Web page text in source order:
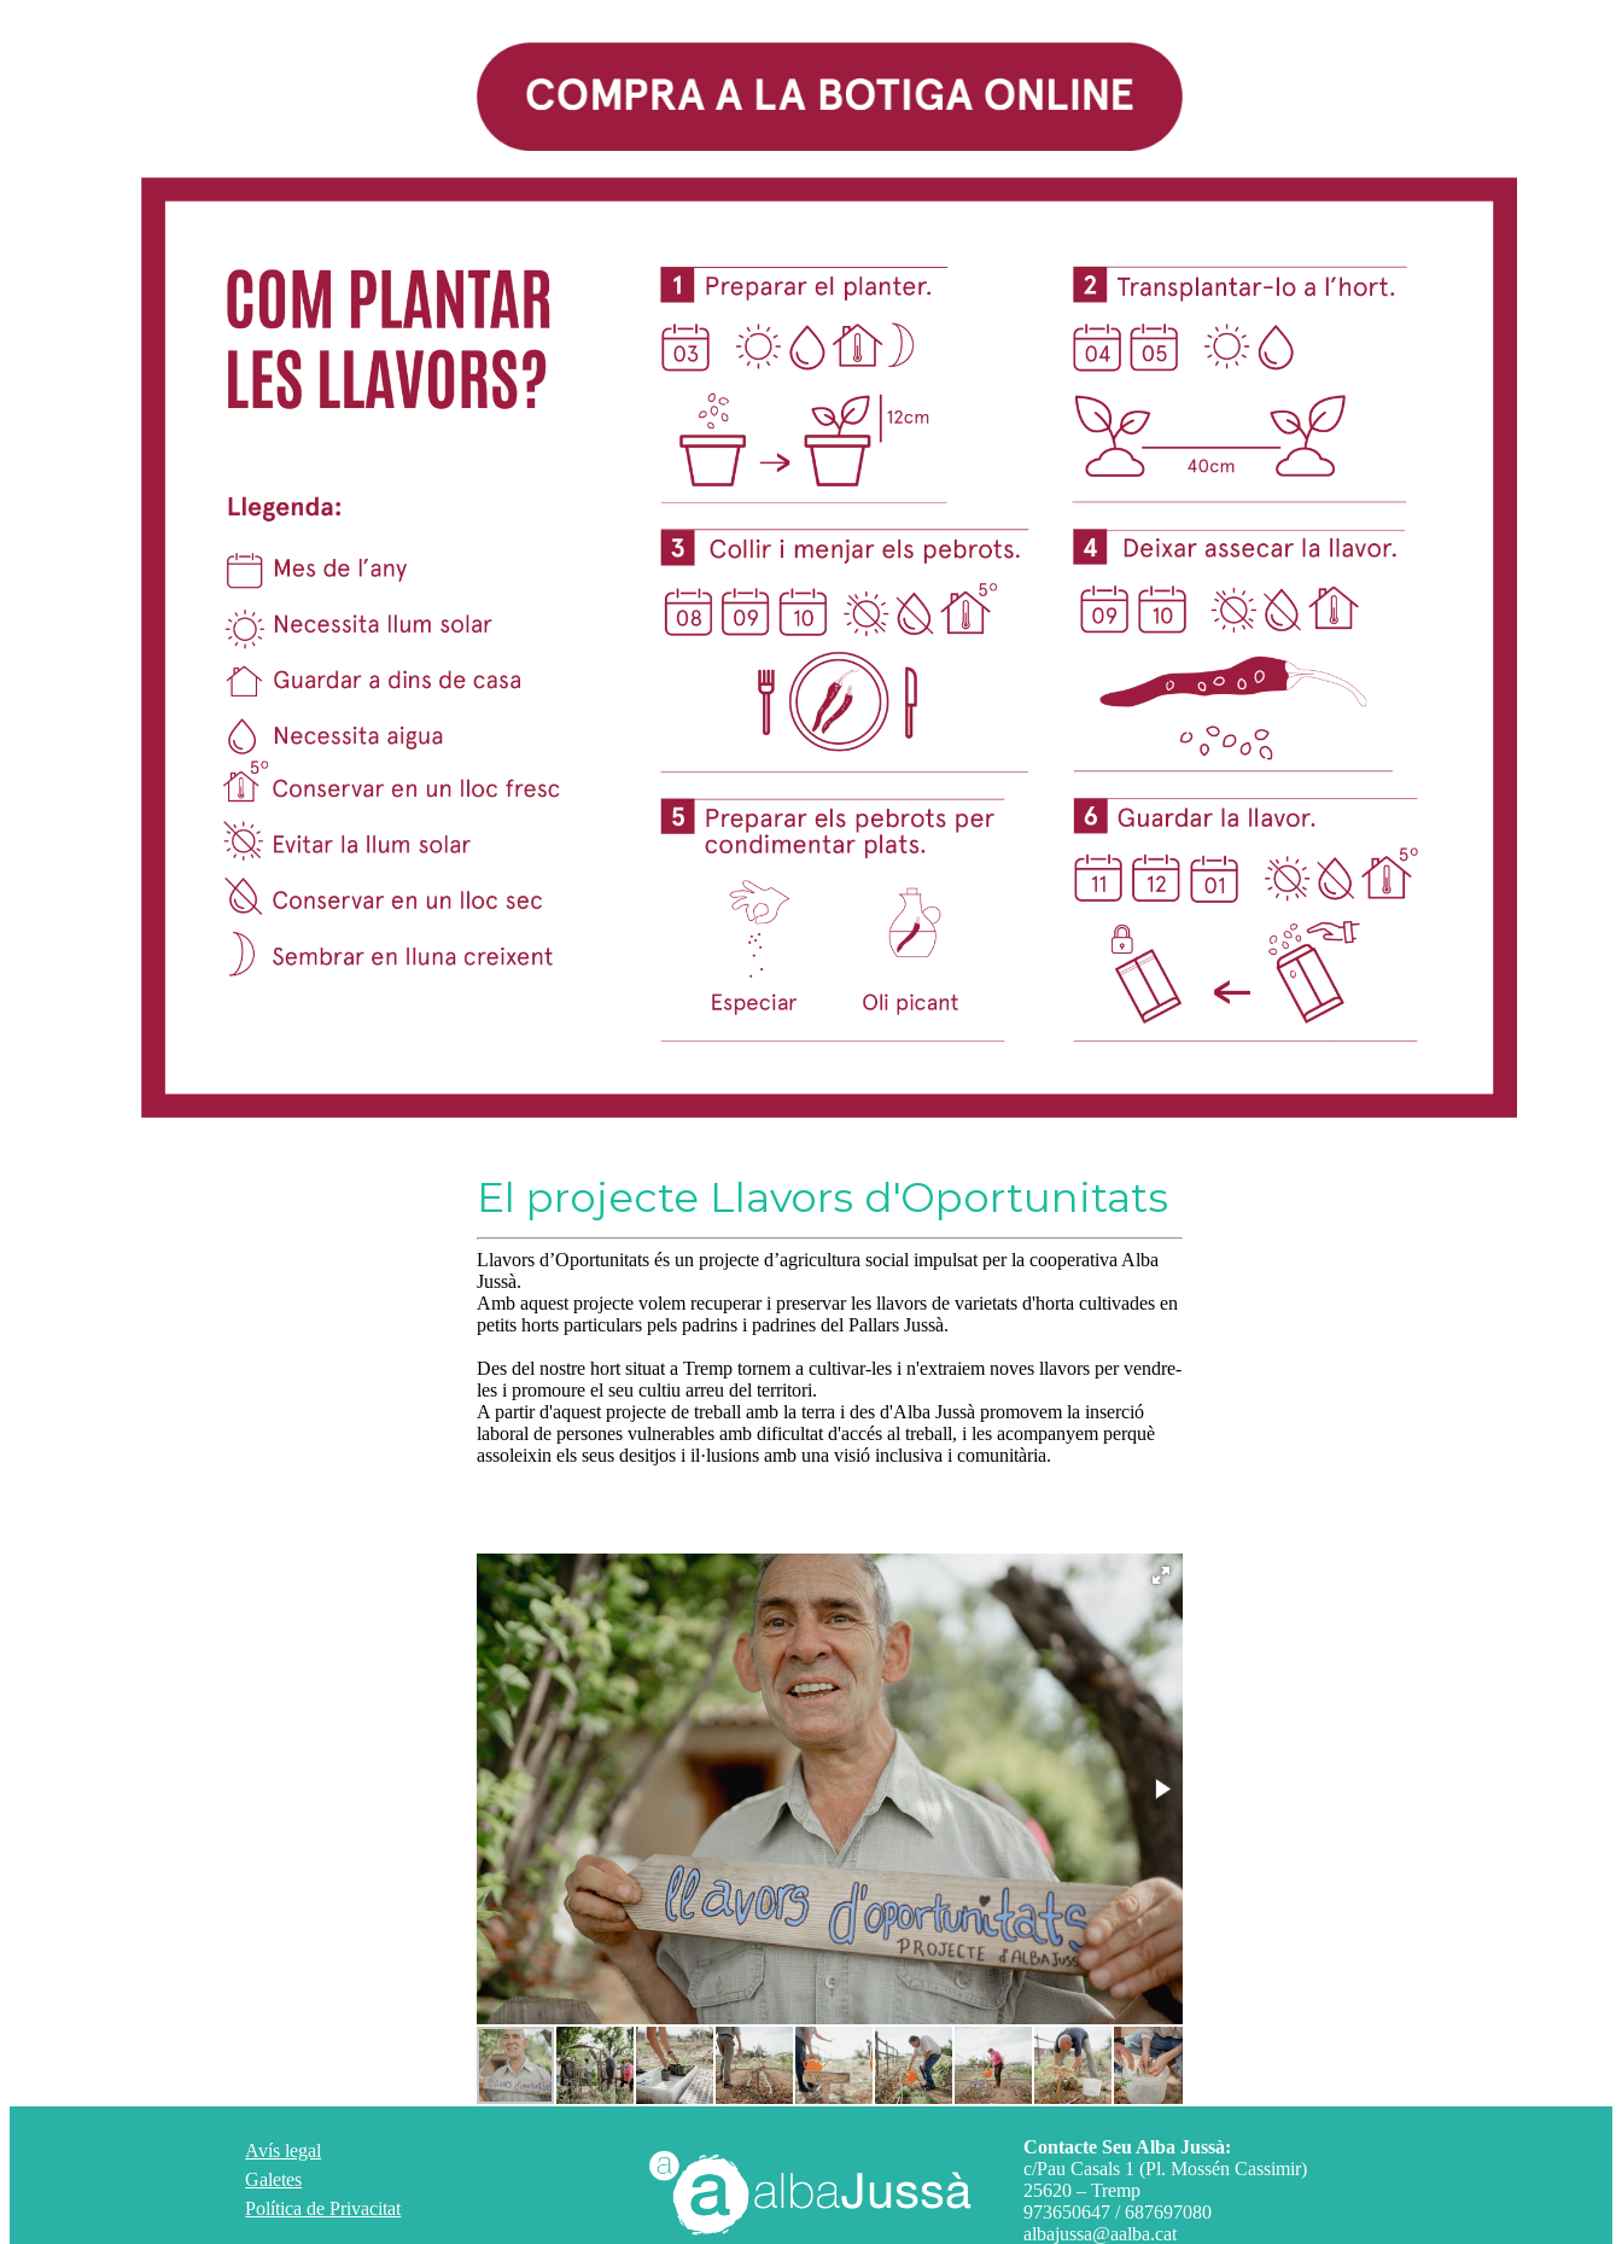
El projecte Llavors d'Oportunitats
Llavors d’Oportunitats és un projecte d’agricultura social impulsat per la cooperativa Alba
Jussà.
Amb aquest projecte volem recuperar i preservar les llavors de varietats d'horta cultivades en
petits horts particulars pels padrins i padrines del Pallars Jussà.
Des del nostre hort situat a Tremp tornem a cultivar-les i n'extraiem noves llavors per vendre-
les i promoure el seu cultiu arreu del territori.
A partir d'aquest projecte de treball amb la terra i des d'Alba Jussà promovem la inserció
laboral de persones vulnerables amb dificultat d'accés al treball, i les acompanyem perquè
assoleixin els seus desitjos i il·lusions amb una visió inclusiva i comunitària.
Avís legal
Galetes
Política de Privacitat
Contacte Seu Alba Jussà:
c/Pau Casals 1 (Pl. Mossén Cassimir)
25620 – Tremp
973650647 / 687697080
albajussa@aalba.cat